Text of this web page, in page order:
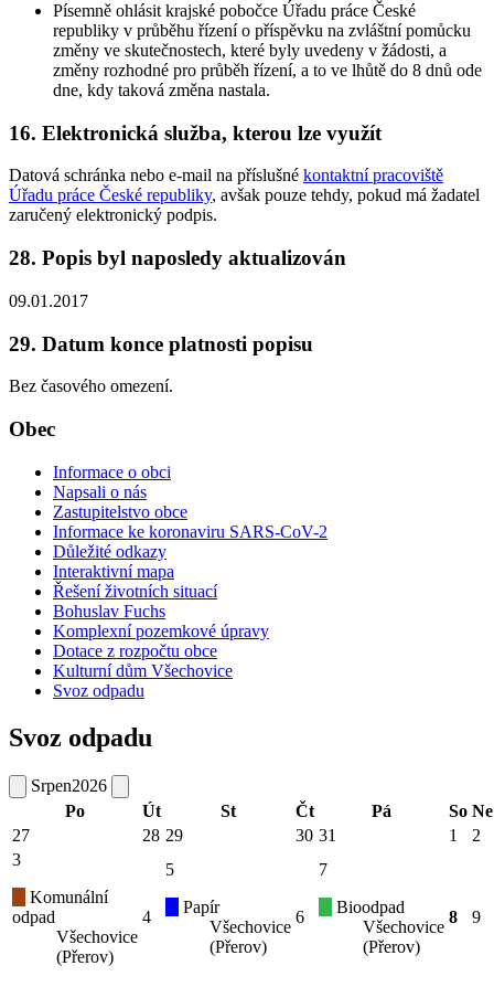
Písemně ohlásit krajské pobočce Úřadu práce České
republiky v průběhu řízení o příspěvku na zvláštní pomůcku
změny ve skutečnostech, které byly uvedeny v žádosti, a
změny rozhodné pro průběh řízení, a to ve lhůtě do 8 dnů ode
dne, kdy taková změna nastala.
16. Elektronická služba, kterou lze využít
Datová schránka nebo e-mail na příslušné kontaktní pracoviště
Úřadu práce České republiky, avšak pouze tehdy, pokud má žadatel
zaručený elektronický podpis.
28. Popis byl naposledy aktualizován
09.01.2017
29. Datum konce platnosti popisu
Bez časového omezení.
Obec
Informace o obci
Napsali o nás
Zastupitelstvo obce
Informace ke koronaviru SARS-CoV-2
Důležité odkazy
Interaktivní mapa
Řešení životních situací
Bohuslav Fuchs
Komplexní pozemkové úpravy
Dotace z rozpočtu obce
Kulturní dům Všechovice
Svoz odpadu
Svoz odpadu
Srpen2026
Po
Út St Čt Pá So Ne
27
28 29 30 31 1
2
3
Komunální
odpad
Všechovice
(Přerov)
4
5
Papír
Všechovice
(Přerov)
6
7
Bioodpad
Všechovice
(Přerov)
8 9